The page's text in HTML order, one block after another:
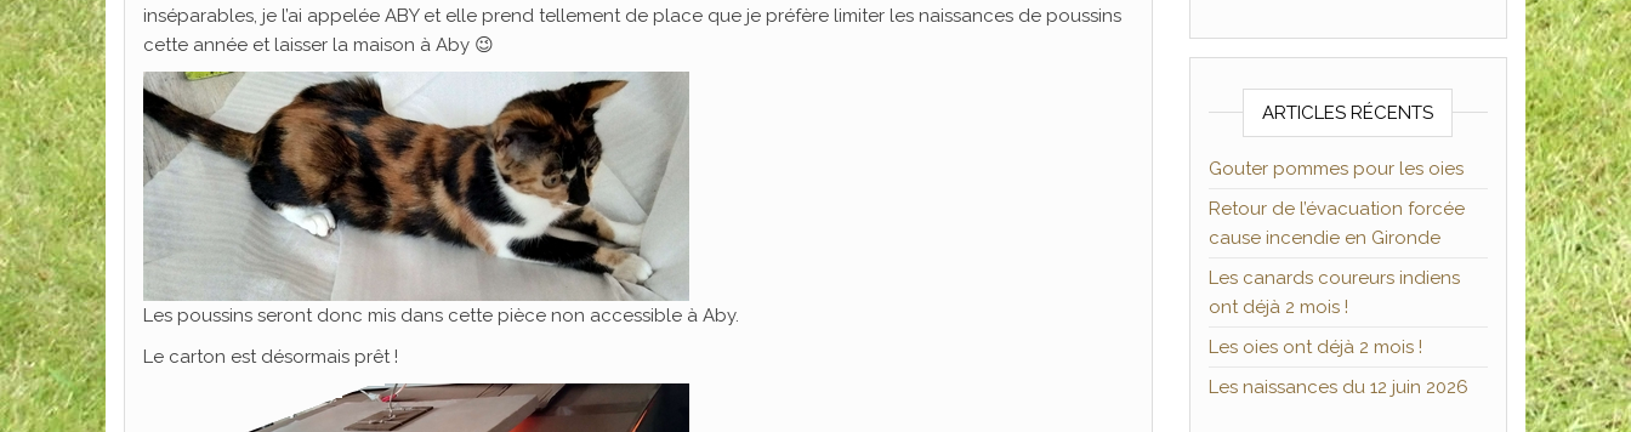
inséparables, je l’ai appelée ABY et elle prend tellement de place que je préfère limiter les naissances de poussins
cette année et laisser la maison à Aby 😉
Les poussins seront donc mis dans cette pièce non accessible à Aby.
Le carton est désormais prêt !
ARTICLES RÉCENTS
Gouter pommes pour les oies
Retour de l’évacuation forcée
cause incendie en Gironde
Les canards coureurs indiens
ont déjà 2 mois !
Les oies ont déjà 2 mois !
Les naissances du 12 juin 2026